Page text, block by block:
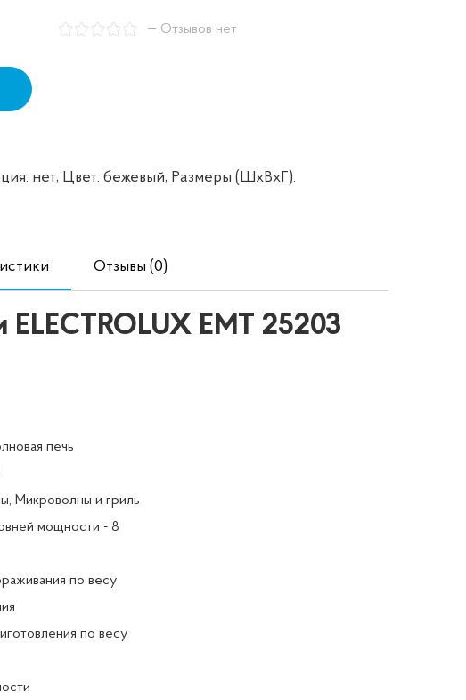
— Отзывов нет
нет; Цвет: бежевый; Размеры (ШxВxГ):
Отзывы (0)
EMT 25203
печь
Микроволны и гриль
мощности - 8
по весу
по весу